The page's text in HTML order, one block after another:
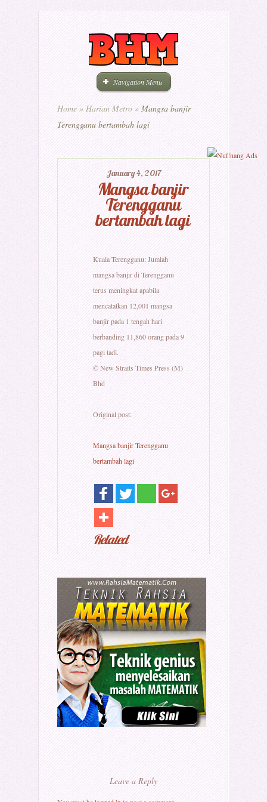
Navigation Menu
Home » Harian Metro » Mangsa banjir
Terengganu bertambah lagi
January 4, 2017
Mangsa banjir
Terengganu
bertambah lagi
Kuala Terengganu: Jumlah
mangsa banjir di Terengganu
terus meningkat apabila
mencatatkan 12,001 mangsa
banjir pada 1 tengah hari
berbanding 11,860 orang pada 9
pagi tadi.
© New Straits Times Press (M)
Bhd
Original post:
Mangsa banjir Terengganu
bertambah lagi
Related
Leave a Reply